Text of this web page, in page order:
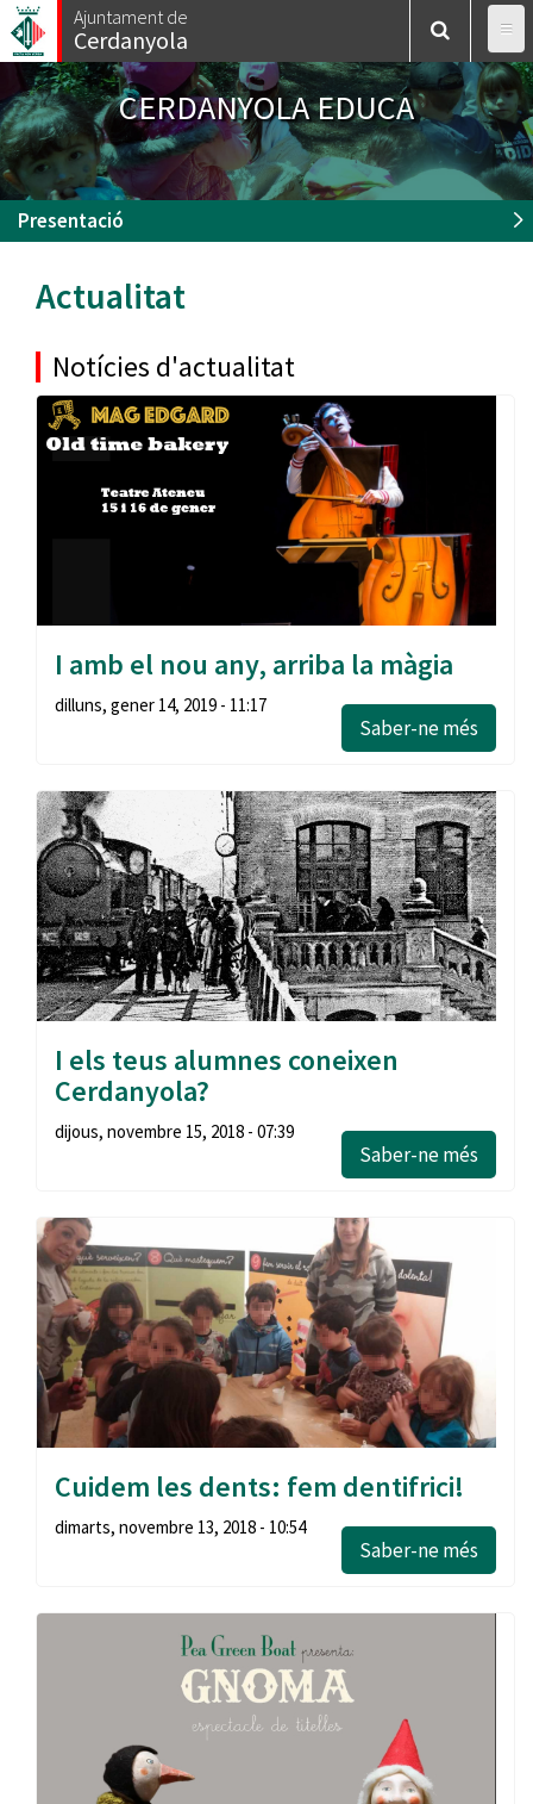
Vés
al
contingut
Ajuntament de
Cerdanyola
CERDANYOLA EDUCA
Presentació
Actualitat
Notícies d'actualitat
I amb el nou any, arriba la màgia
dilluns, gener 14, 2019 - 11:17
Saber-ne més
I els teus alumnes coneixen
Cerdanyola?
dijous, novembre 15, 2018 - 07:39
Saber-ne més
Cuidem les dents: fem dentifrici!
dimarts, novembre 13, 2018 - 10:54
Saber-ne més